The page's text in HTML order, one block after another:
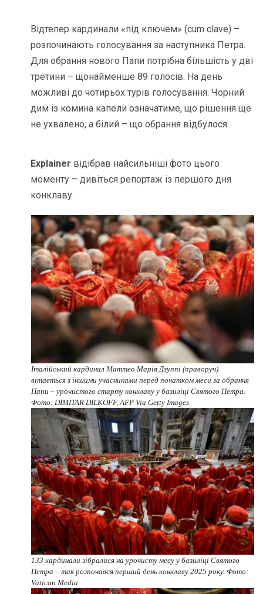
Відтепер кардинали «під ключем» (cum clave) –
розпочинають голосування за наступника Петра.
Для обрання нового Папи потрібна більшість у дві
третини – щонайменше 89 голосів. На день
можливі до чотирьох турів голосування. Чорний
дим із комина капели означатиме, що рішення ще
не ухвалено, а білий – що обрання відбулося.
Explainer відібрав найсильніші фото цього
моменту – дивіться репортаж із першого дня
конклаву.
Італійський кардинал Маттео Марія Дзуппі (праворуч)
вітається з іншими учасниками перед початком меси за обрання
Папи – урочистого старту конклаву у базиліці Святого Петра.
Фото: DIMITAR DILKOFF, AFP Via Getty Images
133 кардинали зібралися на урочисту месу у базиліці Святого
Петра – так розпочався перший день конклаву 2025 року. Фото:
Vatican Media